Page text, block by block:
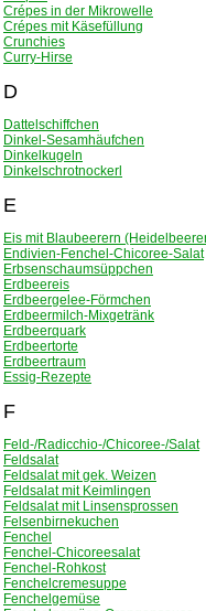
Crépes in der Mikrowelle
Crépes mit Käsefüllung
Crunchies
Curry-Hirse
D
Dattelschiffchen
Dinkel-Sesamhäufchen
Dinkelkugeln
Dinkelschrotnockerl
E
Eis mit Blaubeerern
Endivien-Fenchel-Chicoree-Salat
Erbsenschaumsüppchen
Erdbeereis
Erdbeergelee-Förmchen
Erdbeermilch-Mixgetränk
Erdbeerquark
Erdbeertorte
Erdbeertraum
Essig-Rezepte
F
Feld-/Radicchio-/Chicoree-/Salat
Feldsalat
Feldsalat mit gek. Weizen
Feldsalat mit Keimlingen
Feldsalat mit Linsensprossen
Felsenbirnekuchen
Fenchel
Fenchel-Chicoreesalat
Fenchel-Rohkost
Fenchelcremesuppe
Fenchelgemüse